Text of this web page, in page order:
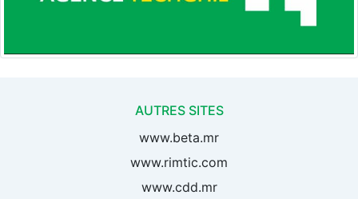
AUTRES SITES
www.beta.mr
www.rimtic.com
www.cdd.mr